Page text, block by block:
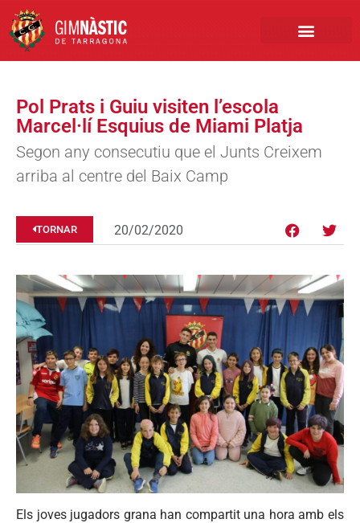
Pol Prats i Guiu visiten l’escola
Marcel·lí Esquius de Miami Platja
Segon any consecutiu que el Junts Creixem
arriba al centre del Baix Camp
TORNAR 20/02/2020
Els joves jugadors grana han compartit una hora amb els